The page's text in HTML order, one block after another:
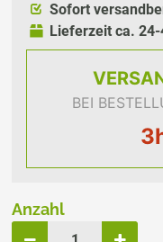
Sofort
Lieferzeit ca. 24-
BEI
Anzahl